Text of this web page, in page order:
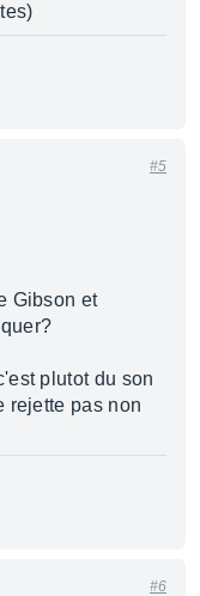
#5
Gibson et
plutot du son
rejette pas non
#6